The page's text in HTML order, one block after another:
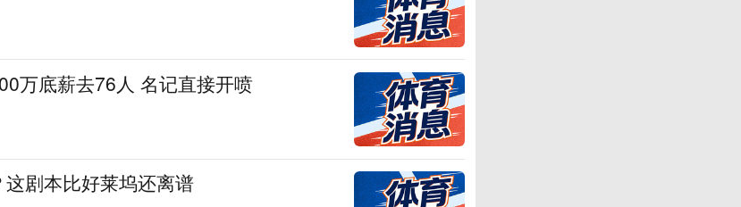
万底薪去76人 名记直接开喷
剧本比好莱坞还离谱